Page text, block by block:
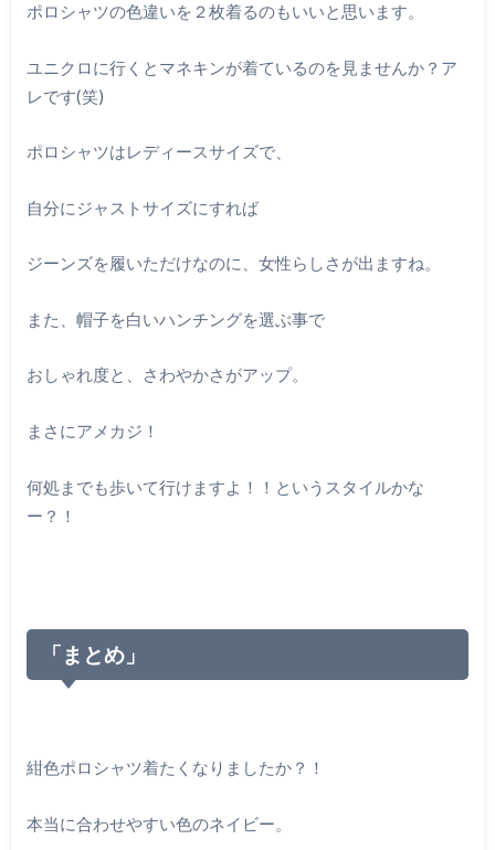
ポロシャツの色違いを２枚着るのもいいと思います。
ユニクロに行くとマネキンが着ているのを見ませんか？ア
レです(笑)
ポロシャツはレディースサイズで、
自分にジャストサイズにすれば
ジーンズを履いただけなのに、女性らしさが出ますね。
また、帽子を白いハンチングを選ぶ事で
おしゃれ度と、さわやかさがアップ。
まさにアメカジ！
何処までも歩いて行けますよ！！というスタイルかな
ー？！
「まとめ」
紺色ポロシャツ着たくなりましたか？！
本当に合わせやすい色のネイビー。